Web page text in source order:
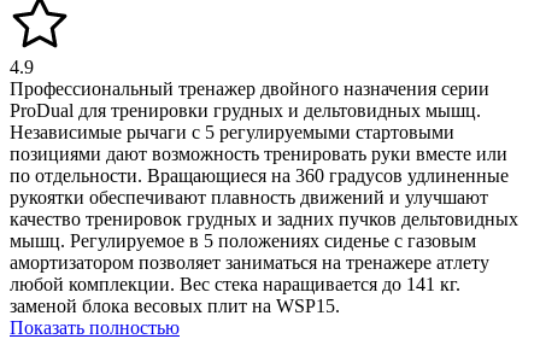
4.9
Профессиональный тренажер двойного назначения серии
ProDual для тренировки грудных и дельтовидных мышц.
Независимые рычаги с 5 регулируемыми стартовыми
позициями дают возможность тренировать руки вместе или
по отдельности. Вращающиеся на 360 градусов удлиненные
рукоятки обеспечивают плавность движений и улучшают
качество тренировок грудных и задних пучков дельтовидных
мышц. Регулируемое в 5 положениях сиденье с газовым
амортизатором позволяет заниматься на тренажере атлету
любой комплекции. Вес стека наращивается до 141 кг.
заменой блока весовых плит на WSP15.
Показать полностью